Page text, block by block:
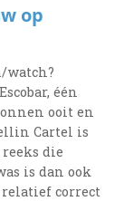
op
watch?
één
ooit en
Cartel is
die
is dan ook
correct